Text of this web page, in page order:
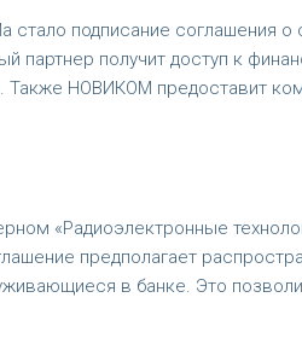
подписание соглашения о
партнер получит доступ к
НОВИКОМ предоставит
«Радиоэлектронные
предполагает
в банке. Это